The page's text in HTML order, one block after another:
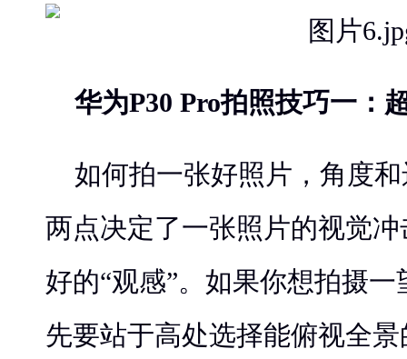
华为P30 Pro拍照技巧一：
如何拍一张好照片，角度
两点决定了一张照片的视觉
好的“观感”。如果你想拍摄
先要站于高处选择能俯视全